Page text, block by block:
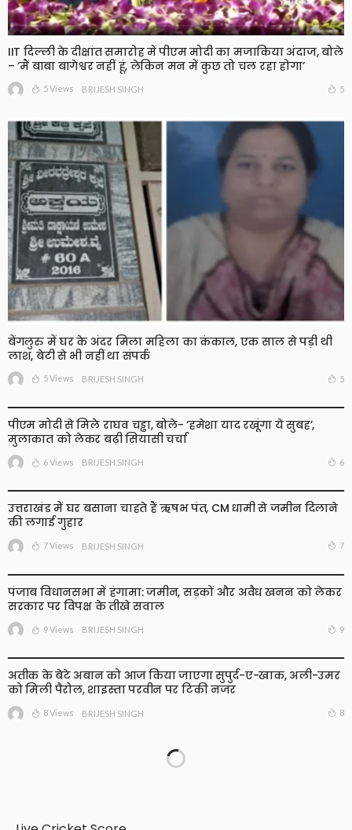
IIT दिल्ली के दीक्षांत समारोह में पीएम मोदी का मजाकिया अंदाज, बोले
– ‘मैं बाबा बागेश्वर नहीं हूं, लेकिन मन में कुछ तो चल रहा होगा’
5 Views BRIJESH SINGH 5
बेंगलुरु में घर के अंदर मिला महिला का कंकाल, एक साल से पड़ी थी
लाश, बेटी से भी नहीं था संपर्क
5 Views BRIJESH SINGH 5
पीएम मोदी से मिले राघव चड्ढा, बोले- ‘हमेशा याद रखूंगा ये सुबह’,
मुलाकात को लेकर बढ़ी सियासी चर्चा
6 Views BRIJESH SINGH 6
उत्तराखंड में घर बसाना चाहते हैं ऋषभ पंत, CM धामी से जमीन दिलाने
की लगाई गुहार
7 Views BRIJESH SINGH 7
पंजाब विधानसभा में हंगामा: जमीन, सड़कों और अवैध खनन को लेकर
सरकार पर विपक्ष के तीखे सवाल
9 Views BRIJESH SINGH 9
अतीक के बेटे अबान को आज किया जाएगा सुपुर्द-ए-खाक, अली-उमर
को मिली पैरोल, शाइस्ता परवीन पर टिकी नजर
8 Views BRIJESH SINGH 8